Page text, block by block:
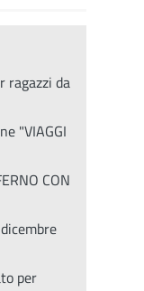
ragazzi da
"VIAGGI
CON
per